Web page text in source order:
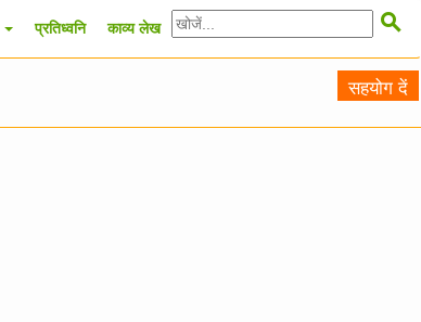

प्रतिध्वनि काव्य लेख
सहयोग दें